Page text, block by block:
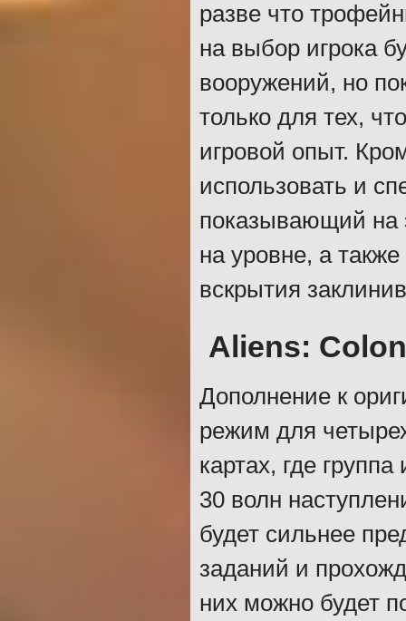
разве что
на выбор игрока
вооружений, но
только для тех,
игровой опыт.
использовать и
показывающий на
на уровне, а
вскрытия
Aliens:
Дополнение к
режим для
картах, где
30 волн
будет сильнее
заданий и
них можно будет